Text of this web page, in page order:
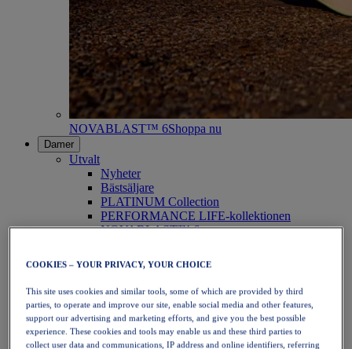
NOVABLAST™ 6Shoppa nu
Damer
Utvalt
Nyheter
Bästsäljare
PLATINUM Collection
PERFORMANCE LIFE-kollektionen
NOVABLAST™ 6
Löpning
Traillöpning
Tennis
Volleyboll
Handboll
Padel
Nätboll
COOKIES – YOUR PRIVACY, YOUR CHOICE
This site uses cookies and similar tools, some of which are provided by third
parties, to operate and improve our site, enable social media and other features,
support our advertising and marketing efforts, and give you the best possible
experience. These cookies and tools may enable us and these third parties to
collect user data and communications, IP address and online identifiers, referring